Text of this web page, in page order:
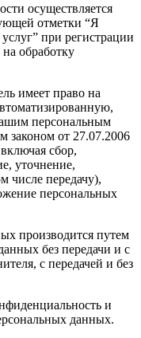
осуществляется
отметки “Я
при регистрации
обработку
имеет право на
персональным
законом от 27.07.2006
сбор,
уточнение,
числе передачу),
персональных
производится путем
без передачи и с
c передачей и без
и
данных.